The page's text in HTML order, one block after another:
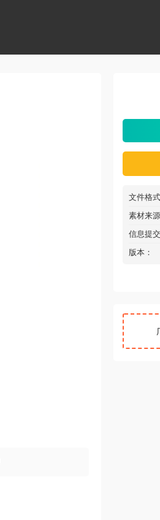
文件格式
素材来源
信息提交
版本：